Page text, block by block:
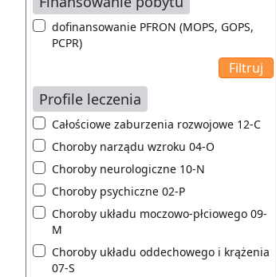
dofinansowanie PFRON (MOPS, GOPS,
PCPR)
Profile leczenia
Całościowe zaburzenia rozwojowe 12-C
Choroby narządu wzroku 04-O
Choroby neurologiczne 10-N
Choroby psychiczne 02-P
Choroby układu moczowo-płciowego 09-
M
Choroby układu oddechowego i krążenia
07-S